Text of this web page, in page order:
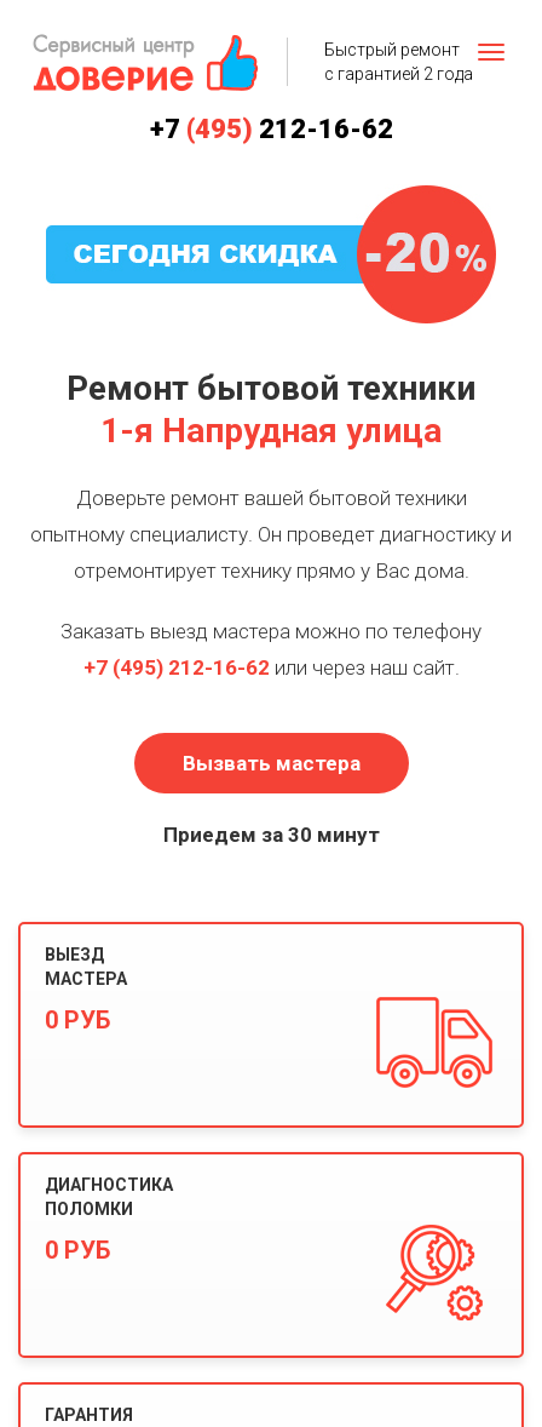
Быстрый ремонт
с гарантией 2 года
+7 (495) 212-16-62
Ремонт бытовой техники
1-я Напрудная улица
Доверьте ремонт вашей бытовой техники
опытному специалисту. Он проведет диагностику и
отремонтирует технику прямо у Вас дома.
Заказать выезд мастера можно по телефону
+7 (495)212-16-62 или через наш сайт.
Вызвать мастера
Приедем за 30 минут
ВЫЕЗД
МАСТЕРА
0 РУБ
ДИАГНОСТИКА
ПОЛОМКИ
0 РУБ
ГАРАНТИЯ